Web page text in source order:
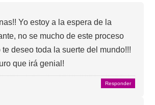
Yo estoy a la espera de la
no se mucho de este proceso
te deseo toda la suerte del mundo!!!
que irá genial!
Responder